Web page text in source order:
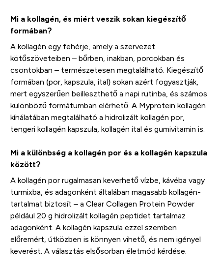
Mi a kollagén, és miért veszik sokan kiegészítő
formában?
A kollagén egy fehérje, amely a szervezet
kötőszöveteiben – bőrben, inakban, porcokban és
csontokban – természetesen megtalálható. Kiegészítő
formában (por, kapszula, ital) sokan azért fogyasztják,
mert egyszerűen beilleszthető a napi rutinba, és számos
különböző formátumban elérhető. A Myprotein kollagén
kínálatában megtalálható a hidrolizált kollagén por,
tengeri kollagén kapszula, kollagén ital és gumivitamin is.
Mi a különbség a kollagén por és a kollagén kapszula
között?
A kollagén por rugalmasan keverhető vízbe, kávéba vagy
turmixba, és adagonként általában magasabb kollagén-
tartalmat biztosít – a Clear Collagen Protein Powder
például 20 g hidrolizált kollagén peptidet tartalmaz
adagonként. A kollagén kapszula ezzel szemben
előremért, útközben is könnyen vihető, és nem igényel
keverést. A választás elsősorban életmód kérdése.